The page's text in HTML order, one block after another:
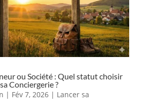
ou Société : Quel statut choisir
Conciergerie ?
| Fév 7, 2026| Lancer sa